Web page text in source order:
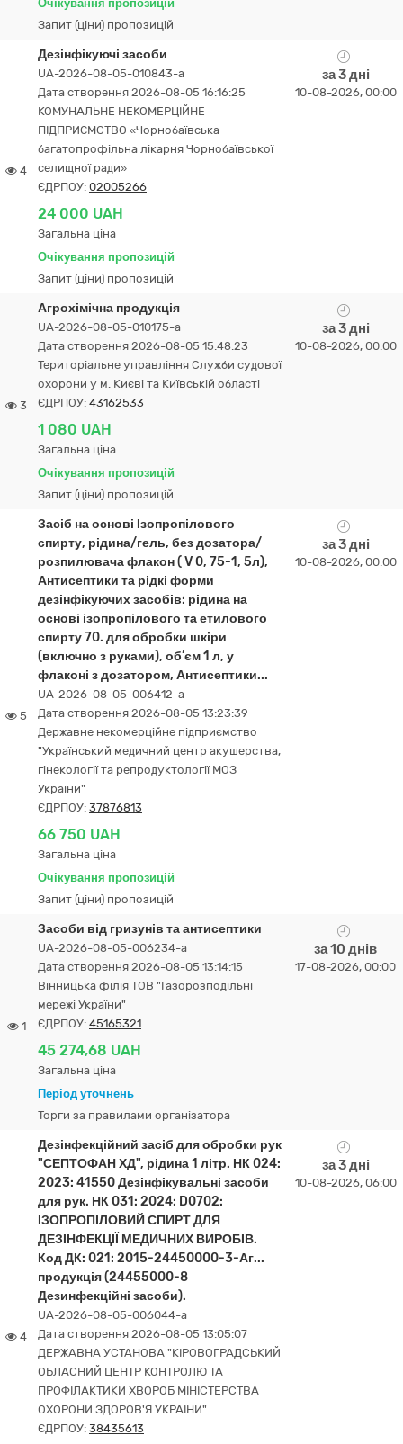
Очікування пропозицій
Запит (ціни) пропозицій
4
Дезінфікуючі засоби
UA-2026-08-05-010843-a
Дата створення 2026-08-05 16:16:25
КОМУНАЛЬНЕ НЕКОМЕРЦІЙНЕ
ПІДПРИЄМСТВО «Чорнобаївська
багатопрофільна лікарня Чорнобаївської
селищної ради»
ЄДРПОУ: 02005266
24 000 UAH
Загальна ціна
Очікування пропозицій
Запит (ціни) пропозицій
за 3 дні
10-08-2026, 00:00
3
Агрохімічна продукція
UA-2026-08-05-010175-a
Дата створення 2026-08-05 15:48:23
Територіальне управління Служби судової
охорони у м. Києві та Київській області
ЄДРПОУ: 43162533
1 080 UAH
Загальна ціна
Очікування пропозицій
Запит (ціни) пропозицій
за 3 дні
10-08-2026, 00:00
5
Засіб на основі Ізопропілового
спирту, рідина/гель, без дозатора/
розпилювача флакон ( V 0, 75-1, 5л),
Антисептики та рідкі форми
дезінфікуючих засобів: рідина на
основі ізопропілового та етилового
спирту 70. для обробки шкіри
(включно з руками), об’єм 1 л, у
флаконі з дозатором, Антисептики...
UA-2026-08-05-006412-a
Дата створення 2026-08-05 13:23:39
Державне некомерційне підприємство
"Український медичний центр акушерства,
гінекології та репродуктології МОЗ
України"
ЄДРПОУ: 37876813
66 750 UAH
Загальна ціна
Очікування пропозицій
Запит (ціни) пропозицій
за 3 дні
10-08-2026, 00:00
1
Засоби від гризунів та антисептики
UA-2026-08-05-006234-a
Дата створення 2026-08-05 13:14:15
Вінницька філія ТОВ "Газорозподільні
мережі України"
ЄДРПОУ: 45165321
45 274,68 UAH
Загальна ціна
Період уточнень
Торги за правилами організатора
за 10 днів
17-08-2026, 00:00
4
Дезінфекційний засіб для обробки рук
"СЕПТОФАН ХД", рідина 1 літр. НК 024:
2023: 41550 Дезінфікувальні засоби
для рук. НК 031: 2024: D0702:
ІЗОПРОПІЛОВИЙ СПИРТ ДЛЯ
ДЕЗІНФЕКЦІЇ МЕДИЧНИХ ВИРОБІВ.
Код ДК: 021: 2015-24450000-3-Аг...
продукція (24455000-8
Дезинфекційні засоби).
UA-2026-08-05-006044-a
Дата створення 2026-08-05 13:05:07
ДЕРЖАВНА УСТАНОВА "КІРОВОГРАДСЬКИЙ
ОБЛАСНИЙ ЦЕНТР КОНТРОЛЮ ТА
ПРОФІЛАКТИКИ ХВОРОБ МІНІСТЕРСТВА
ОХОРОНИ ЗДОРОВ'Я УКРАЇНИ"
ЄДРПОУ: 38435613
за 3 дні
10-08-2026, 06:00